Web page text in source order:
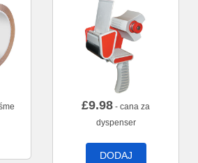
£9.98 - cana za
dyspenser
DODAJ